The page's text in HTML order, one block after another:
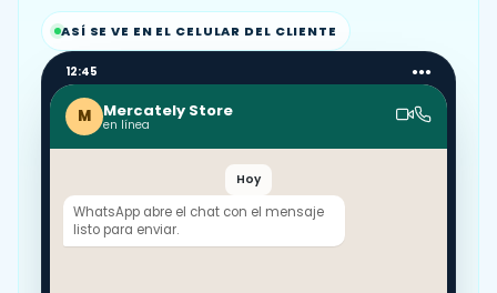
ASÍ SE VE EN EL CELULAR DEL CLIENTE
12:45 ●●●
M Mercately Store
en línea
Hoy
WhatsApp abre el chat con el mensaje
listo para enviar.